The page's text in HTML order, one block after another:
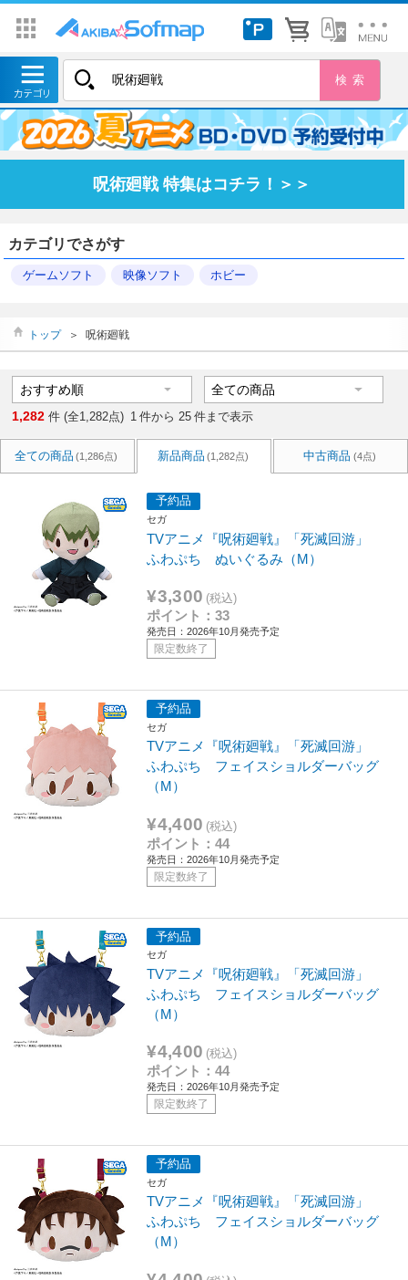
呪術廻戦 特集はコチラ！＞＞
カテゴリでさがす
ゲームソフト 映像ソフト ホビー
トップ ＞ 呪術廻戦
1,282 件 (全1,282点) 1 件から 25 件まで表示
全ての商品 (1,286点) 新品商品 (1,282点) 中古商品 (4点)
予約品
セガ
TVアニメ『呪術廻戦』「死滅回游」
ふわぷち ぬいぐるみ（M）
¥3,300 (税込)
ポイント：33
発売日：2026年10月発売予定
限定数終了
予約品
セガ
TVアニメ『呪術廻戦』「死滅回游」
ふわぷち フェイスショルダーバッグ
（M）
¥4,400 (税込)
ポイント：44
発売日：2026年10月発売予定
限定数終了
予約品
セガ
TVアニメ『呪術廻戦』「死滅回游」
ふわぷち フェイスショルダーバッグ
（M）
¥4,400 (税込)
ポイント：44
発売日：2026年10月発売予定
限定数終了
予約品
セガ
TVアニメ『呪術廻戦』「死滅回游」
ふわぷち フェイスショルダーバッグ
（M）